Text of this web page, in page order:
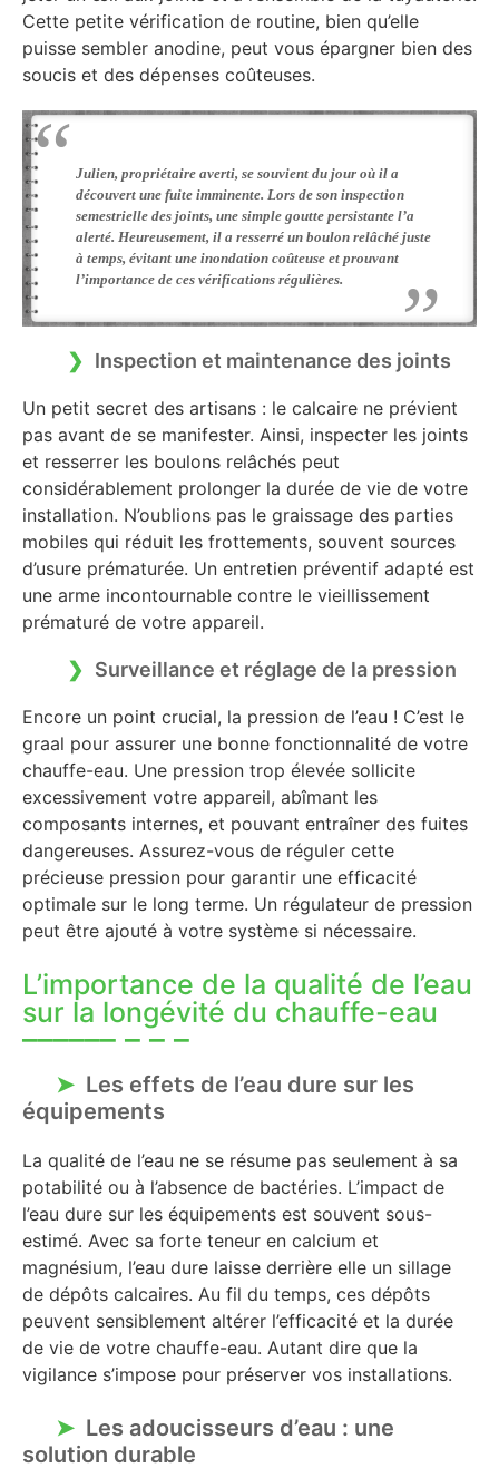
Cette petite vérification de routine, bien qu’elle
puisse sembler anodine, peut vous épargner bien des
soucis et des dépenses coûteuses.
Julien, propriétaire averti, se souvient du jour où il a
découvert une fuite imminente. Lors de son inspection
semestrielle des joints, une simple goutte persistante l’a
alerté. Heureusement, il a resserré un boulon relâché juste
à temps, évitant une inondation coûteuse et prouvant
l’importance de ces vérifications régulières.
Inspection et maintenance des joints
Un petit secret des artisans : le calcaire ne prévient
pas avant de se manifester. Ainsi, inspecter les joints
et resserrer les boulons relâchés peut
considérablement prolonger la durée de vie de votre
installation. N’oublions pas le graissage des parties
mobiles qui réduit les frottements, souvent sources
d’usure prématurée. Un entretien préventif adapté est
une arme incontournable contre le vieillissement
prématuré de votre appareil.
Surveillance et réglage de la pression
Encore un point crucial, la pression de l’eau ! C’est le
graal pour assurer une bonne fonctionnalité de votre
chauffe-eau. Une pression trop élevée sollicite
excessivement votre appareil, abîmant les
composants internes, et pouvant entraîner des fuites
dangereuses. Assurez-vous de réguler cette
précieuse pression pour garantir une efficacité
optimale sur le long terme. Un régulateur de pression
peut être ajouté à votre système si nécessaire.
L’importance de la qualité de l’eau
sur la longévité du chauffe-eau
Les effets de l’eau dure sur les
équipements
La qualité de l’eau ne se résume pas seulement à sa
potabilité ou à l’absence de bactéries. L’impact de
l’eau dure sur les équipements est souvent sous-
estimé. Avec sa forte teneur en calcium et
magnésium, l’eau dure laisse derrière elle un sillage
de dépôts calcaires. Au fil du temps, ces dépôts
peuvent sensiblement altérer l’efficacité et la durée
de vie de votre chauffe-eau. Autant dire que la
vigilance s’impose pour préserver vos installations.
Les adoucisseurs d’eau : une
solution durable